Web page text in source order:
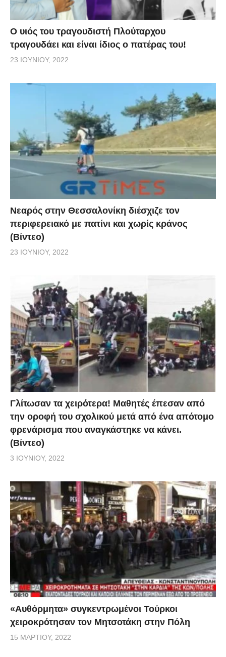
O υιός του τραγουδιστή Πλούταρχου
τραγουδάει και είναι ίδιος ο πατέρας του!
23 ΙΟΥΝΊΟΥ, 2022
Νεαρός στην Θεσσαλονίκη διέσχιζε τον
περιφερειακό με πατίνι και χωρίς κράνος
(Βίντεο)
23 ΙΟΥΝΊΟΥ, 2022
Γλίτωσαν τα χειρότερα! Μαθητές έπεσαν από
την οροφή του σχολικού μετά από ένα απότομο
φρενάρισμα που αναγκάστηκε να κάνει.
(Βίντεο)
3 ΙΟΥΝΊΟΥ, 2022
«Αυθόρμητα» συγκεντρωμένοι Τούρκοι
χειροκρότησαν τον Μητσοτάκη στην Πόλη
15 ΜΑΡΤΊΟΥ, 2022